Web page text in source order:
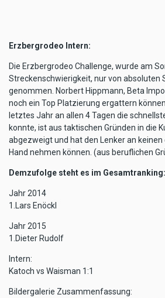
Erzbergrodeo Intern:
Die Erzbergrodeo Challenge, wurde am
Streckenschwierigkeit, nur von absoluten
genommen. Norbert Hippmann, Beta
noch ein Top Platzierung ergattern
letztes Jahr an allen 4 Tagen die
konnte, ist aus taktischen Gründen in die
abgezweigt und hat den Lenker an keinen
Hand nehmen können. (aus beruflichen
Demzufolge steht es im Gesamtranking:
Jahr 2014
1.Lars Enöckl
Jahr 2015
1.Dieter Rudolf
Intern:
Katoch vs Waisman 1:1
Bildergalerie Zusammenfassung: